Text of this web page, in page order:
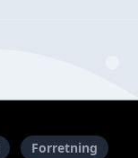
Forretning